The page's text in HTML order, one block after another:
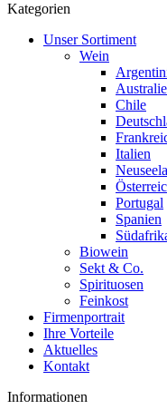
Kategorien
Unser Sortiment
Wein
Chile
Italien
Portugal
Spanien
Biowein
Sekt & Co.
Spirituosen
Feinkost
Firmenportrait
Ihre Vorteile
Aktuelles
Kontakt
Informationen